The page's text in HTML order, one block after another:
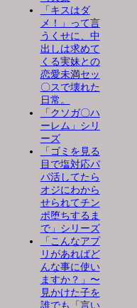
「キスはダ
メ！」って言
うくせに、中
出しは求めて
くる実妹との
恋愛未満セッ
〇スで壊れた
日常。
「クソガ〇ハ
ーレム」シリ
ーズ
「ゴミを見る
目で塩対応パ
パ活してたら
オジにわから
せられてチン
ポ堕ちするま
で」シリーズ
「こんなアプ
リがあればど
んな事に使い
ますか？」〜
見かけた子を
誰でも「言い